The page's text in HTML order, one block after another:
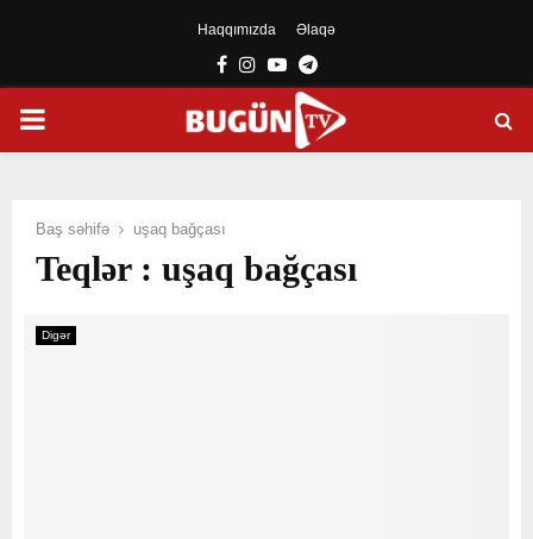
Haqqımızda Əlaqə
Facebook
Instagram
YoutubeTelegram
PRIMARY
Baş səhifə uşaq bağçası
Teqlər : uşaq bağçası
Digər